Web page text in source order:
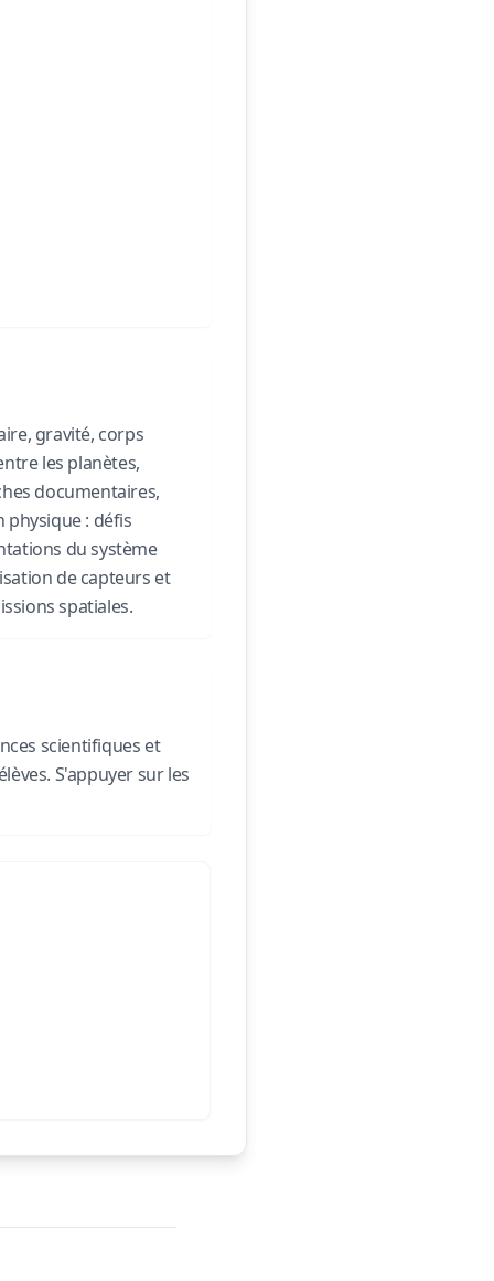
gravité, corps
les planètes,
documentaires,
physique : défis
du système
de capteurs et
spatiales.
scientifiques et
S'appuyer sur les